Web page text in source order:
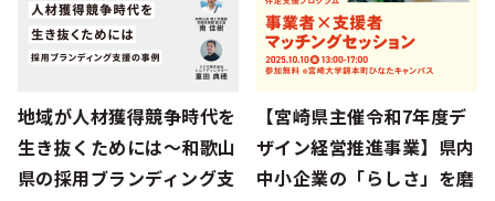
地域が人材獲得競争時代を
生き抜くためには～和歌山
県の採用ブランディング支
【宮崎県主催令和7年度デ
ザイン経営推進事業】県内
中小企業の「らしさ」を磨